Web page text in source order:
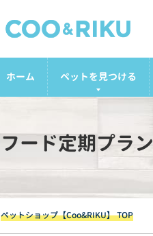
ホーム ペットを見つける
フード定期プラン
ペットショップ【Coo&RIKU】 TOP